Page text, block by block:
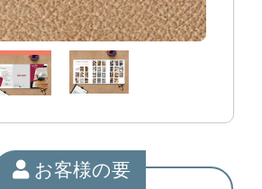
お客様の要